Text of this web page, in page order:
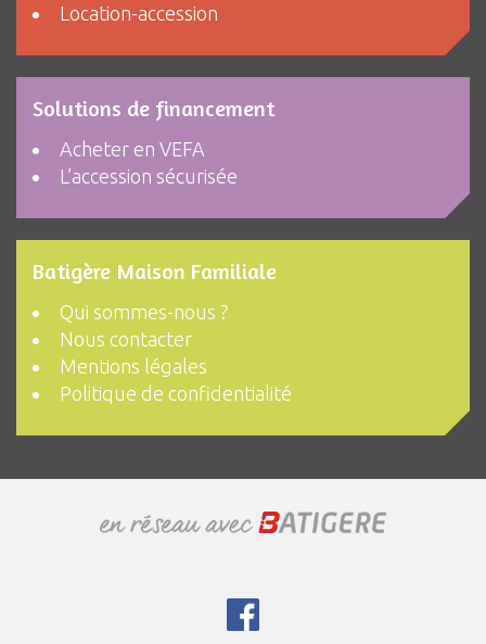
Location-accession
Solutions de financement
Acheter en VEFA
L’accession sécurisée
Batigère Maison Familiale
Qui sommes-nous ?
Nous contacter
Mentions légales
Politique de confidentialité